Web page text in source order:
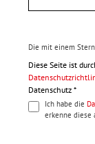
Die mit einem
Diese Seite ist
Datenschutz *
Ich habe die
erkenne diese